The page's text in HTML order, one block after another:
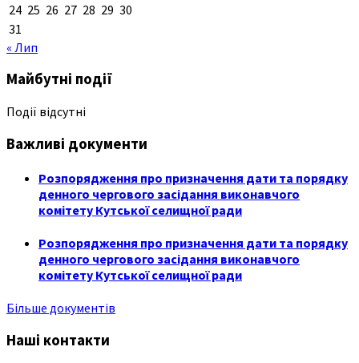
24 25 26 27 28 29 30
31
« Лип
Майбутні події
Події відсутні
Важливі документи
Розпорядження про призначення дати та порядку
денного чергового засідання виконавчого
комітету Кутської селищної ради
Розпорядження про призначення дати та порядку
денного чергового засідання виконавчого
комітету Кутської селищної ради
Більше документів
Наші контакти